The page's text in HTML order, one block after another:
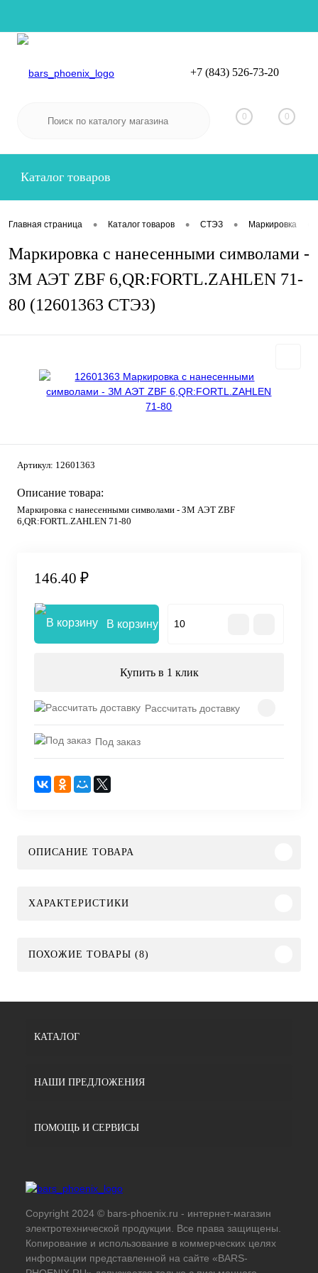
Вход
+7 (843) 526-73-20
0 0
Каталог товаров
Главная страница • Каталог товаров • СТЭЗ • Маркировка
Маркировка с нанесенными символами -
ЗМ АЭТ ZBF 6,QR:FORTL.ZAHLEN 71-
80 (12601363 СТЭЗ)
Артикул: 12601363
Описание товара:
Маркировка с нанесенными символами - ЗМ АЭТ ZBF
6,QR:FORTL.ZAHLEN 71-80
146.40 ₽
В корзину
Купить в 1 клик
Рассчитать доставку
Под заказ
ОПИСАНИЕ ТОВАРА
ХАРАКТЕРИСТИКИ
ПОХОЖИЕ ТОВАРЫ (8)
КАТАЛОГ
НАШИ ПРЕДЛОЖЕНИЯ
ПОМОЩЬ И СЕРВИСЫ
Copyright 2024 © bars-phoenix.ru - интернет-магазин
электротехнической продукции. Все права защищены.
Копирование и использование в коммерческих целях
информации представленной на сайте «BARS-